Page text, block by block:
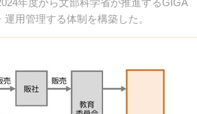
年度から文部科学省が推進するGIGA
用管理する体制を構築した。